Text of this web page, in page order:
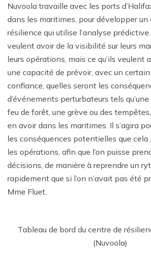
Nuvoola travaille avec les ports
dans les maritimes, pour développer un
résilience qui utilise l’analyse
veulent avoir de la visibilité sur leurs
leurs opérations, mais ce qu’ils veulent
une capacité de prévoir, avec un
confiance, quelles seront les
d’événements perturbateurs tels
feu de forêt, une grève ou des
en avoir dans les maritimes. Il s’agira
les conséquences potentielles que cela
les opérations, afin que l’on puisse
décisions, de manière à reprendre un
rapidement que si l’on n’avait pas été
Mme Fluet.
Tableau de bord du centre de
(Nuvoola)